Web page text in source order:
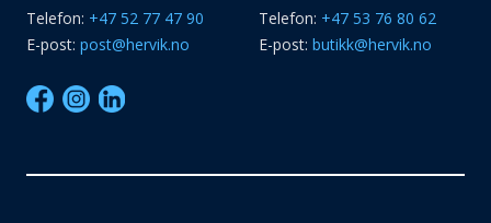
Telefon: +47 52 77 47 90
E-post: post@hervik.no
Telefon: +47 53 76 80 62
E-post: butikk@hervik.no